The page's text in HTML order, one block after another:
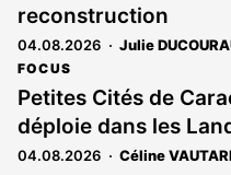
reconstruction
04.08.2026 Julie
FOCUS
Petites Cités de
déploie dans les
04.08.2026 Céline